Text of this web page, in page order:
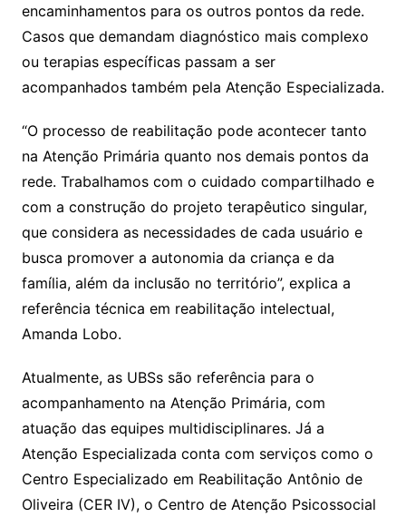
encaminhamentos para os outros pontos da rede.
Casos que demandam diagnóstico mais complexo
ou terapias específicas passam a ser
acompanhados também pela Atenção Especializada.
“O processo de reabilitação pode acontecer tanto
na Atenção Primária quanto nos demais pontos da
rede. Trabalhamos com o cuidado compartilhado e
com a construção do projeto terapêutico singular,
que considera as necessidades de cada usuário e
busca promover a autonomia da criança e da
família, além da inclusão no território”, explica a
referência técnica em reabilitação intelectual,
Amanda Lobo.
Atualmente, as UBSs são referência para o
acompanhamento na Atenção Primária, com
atuação das equipes multidisciplinares. Já a
Atenção Especializada conta com serviços como o
Centro Especializado em Reabilitação Antônio de
Oliveira (CER IV), o Centro de Atenção Psicossocial